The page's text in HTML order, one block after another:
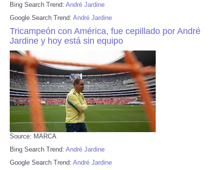
Bing Search Trend: André Jardine
Google Search Trend: André Jardine
Tricampeón con América, fue cepillado por André
Jardine y hoy está sin equipo
Source: MARCA
Bing Search Trend: André Jardine
Google Search Trend: André Jardine